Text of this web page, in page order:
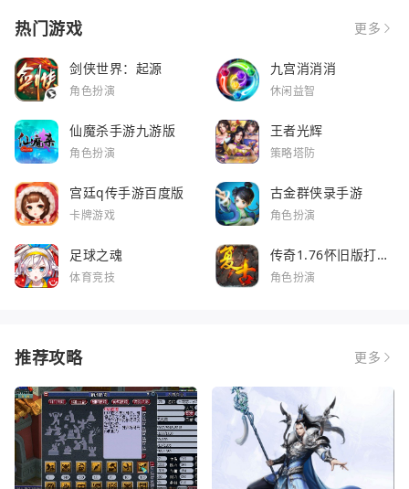
热门游戏 更多
剑侠世界：起源
角色扮演
九宫消消消
休闲益智
仙魔杀手游九游版
角色扮演
王者光辉
策略塔防
宫廷q传手游百度版
卡牌游戏
古金群侠录手游
角色扮演
足球之魂
体育竞技
传奇1.76怀旧版打金
服
角色扮演
推荐攻略 更多